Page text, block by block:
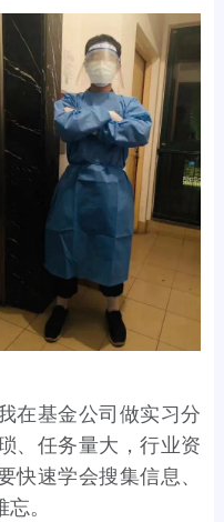
在基金公司做实习分
、任务量大，行业资
速学会搜集信息、
。